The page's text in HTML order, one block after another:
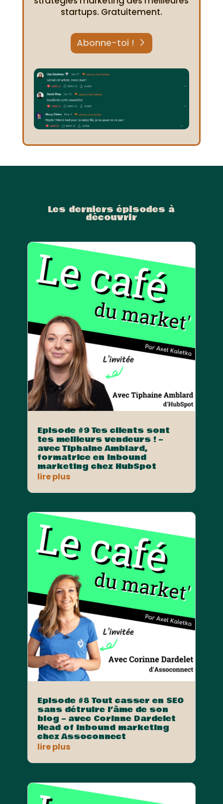
startups. Gratuitement.
Abonne-toi !
Les derniers épisodes à
découvrir
Episode #9 Tes clients sont
tes meilleurs vendeurs ! –
avec Tiphaine Amblard,
formatrice en Inbound
marketing chez HubSpot
lire plus
Episode #8 Tout casser en SEO
sans détruire l’âme de son
blog – avec Corinne Dardelet
Head of Inbound marketing
chez Assoconnect
lire plus